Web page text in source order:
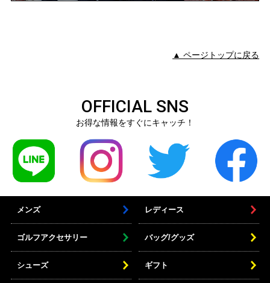
▲ ページトップに戻る
OFFICIAL SNS
お得な情報をすぐにキャッチ！
メンズ レディース
ゴルフアクセサリー バッグ/グッズ
シューズ ギフト